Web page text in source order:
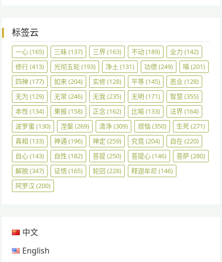
标签云
一心(165) 三昧(137) 三界(163) 不动(189) 业力 (142)
修行(413) 光彻五轮(193) 净土 (131) 功德(249) 嗔(201)
四禅(177) 如来(204) 实修(128) 平等(145) 恶业 (128)
无为 (129) 无常 (246) 无我(235) 无明 (171) 智慧 (355)
本性 (134) 果报 (158) 正念(162) 比喻(133) 法界(164)
波罗蜜 (130) 涅槃(269) 清净(309) 烦恼(350) 生死(271)
真相 (133) 神通 (196) 禅定 (259) 究竟(204) 自在(220)
自心(143) 自性 (182) 菩提(250) 菩提心(146) 菩萨(280)
解脱(347) 证悟(165) 轮回 (228) 释迦牟尼 (146)
阿罗汉 (200)
中文
English